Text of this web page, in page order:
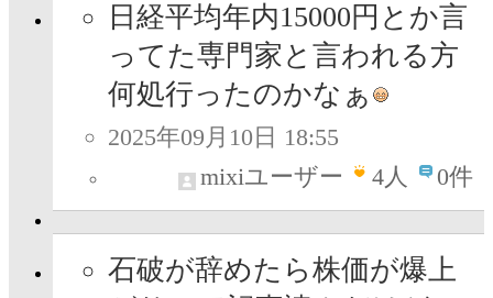
日経平均年内15000円とか言
ってた専門家と言われる方
何処行ったのかなぁ
2025年09月10日 18:55
mixiユーザー
4人 0件
石破が辞めたら株価が爆上